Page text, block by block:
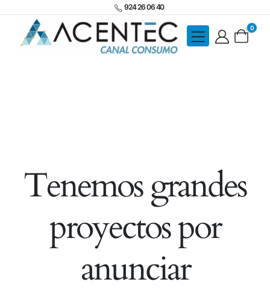
924 26 06 40
0
Tenemos grandes
proyectos por
anunciar